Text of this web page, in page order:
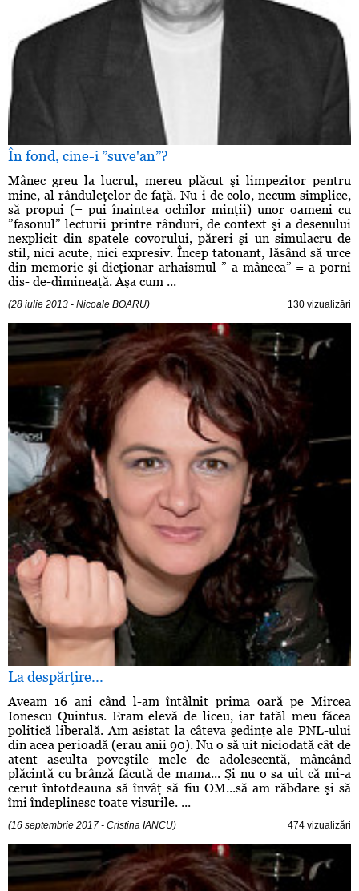
În fond, cine-i ”suve'an”?
Mânec greu la lucrul, mereu plăcut şi limpezitor pentru
mine, al rânduleţelor de faţă. Nu-i de colo, necum simplice,
să propui (= pui înaintea ochilor minţii) unor oameni cu
”fasonul” lecturii printre rânduri, de context şi a desenului
nexplicit din spatele covorului, păreri şi un simulacru de
stil, nici acute, nici expresiv. Încep tatonant, lăsând să urce
din memorie şi dicţionar arhaismul ” a mâneca” = a porni
dis- de-dimineaţă. Aşa cum ...
(28 iulie 2013 - Nicoale BOARU) 130 vizualizări
La despărţire...
Aveam 16 ani când l-am întâlnit prima oară pe Mircea
Ionescu Quintus. Eram elevă de liceu, iar tatăl meu făcea
politică liberală. Am asistat la câteva şedinţe ale PNL-ului
din acea perioadă (erau anii 90). Nu o să uit niciodată cât de
atent asculta poveştile mele de adolescentă, mâncând
plăcintă cu brânză făcută de mama... Şi nu o sa uit că mi-a
cerut întotdeauna să învâţ să fiu OM...să am răbdare şi să
îmi îndeplinesc toate visurile. ...
(16 septembrie 2017 - Cristina IANCU) 474 vizualizări